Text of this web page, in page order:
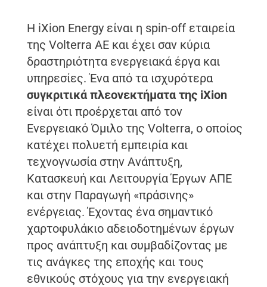
Η iXion Energy είναι η spin-off εταιρεία
της Volterra ΑΕ και έχει σαν κύρια
δραστηριότητα ενεργειακά έργα και
υπηρεσίες. Ένα από τα ισχυρότερα
συγκριτικά πλεονεκτήματα της iXion
είναι ότι προέρχεται από τον
Ενεργειακό Όμιλο της Volterra, ο οποίος
κατέχει πολυετή εμπειρία και
τεχνογνωσία στην Ανάπτυξη,
Κατασκευή και Λειτουργία Έργων ΑΠΕ
και στην Παραγωγή «πράσινης»
ενέργειας. Έχοντας ένα σημαντικό
χαρτοφυλάκιο αδειοδοτημένων έργων
προς ανάπτυξη και συμβαδίζοντας με
τις ανάγκες της εποχής και τους
εθνικούς στόχους για την ενεργειακή